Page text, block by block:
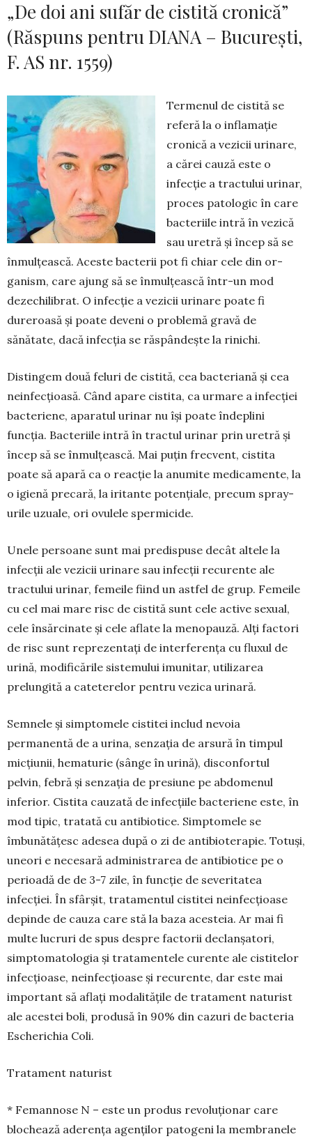
„De doi ani sufăr de cistită cronică”
(Răspuns pentru DIANA – București,
F. AS nr. 1559)
Termenul de cistită se
referă la o inflamație
cronică a vezicii urinare,
a cărei cauză este o
infec­ție a tractului urinar,
proces patologic în care
bacteriile intră în vezică
sau uretră și încep să se
înmulțească. Aceste bacterii pot fi chiar cele din or­
ganism, care ajung să se înmul­țească într-un mod
dezechilibrat. O infecție a vezicii urinare poate fi
dureroasă și poate deveni o pro­blemă gravă de
sănătate, dacă infecția se răspândește la rinichi.
Distingem două feluri de cistită, cea bacteriană și cea
neinfecțioasă. Când apare cistita, ca urmare a infecției
bacteriene, aparatul urinar nu își poate îndeplini
funcția. Bacteriile intră în tractul urinar prin ure­tră și
încep să se înmulțească. Mai puțin frecvent, cistita
poate să apară ca o reacție la anumite medicamente, la
o igienă preca­ră, la iritante potențiale, precum spray-
urile uzuale, ori ovulele spermicide.
Unele persoane sunt mai pre­dispuse decât altele la
infecții ale vezicii urinare sau infecții recu­rente ale
tractului urinar, femeile fiind un astfel de grup. Femeile
cu cel mai mare risc de cistită sunt cele active sexual,
cele în­săr­­cinate și cele aflate la meno­pau­ză. Alți factori
de risc sunt repre­zentați de interferența cu fluxul de
urină, modi­ficările sistemului imunitar, uti­li­zarea
prelungită a cateterelor pentru vezica urinară.
Semnele și simptomele cistitei includ nevoia
permanentă de a urina, senzația de arsură în timpul
micțiunii, hematurie (sânge în urină), disconfortul
pelvin, febră și senzația de presiune pe abdomenul
inferior. Cistita cauzată de infecțiile bacteriene este, în
mod tipic, tratată cu antibiotice. Simptomele se
îmbunătățesc adesea după o zi de antibioterapie. To­tuși,
uneori e necesară administrarea de antibio­tice pe o
perioadă de de 3-7 zile, în funcție de seve­ritatea
infecției. În sfârșit, tratamentul cistitei nein­fecțioase
depinde de cauza care stă la baza acesteia. Ar mai fi
multe lucruri de spus despre factorii declanșatori,
simptomatologia și tratamen­tele cu­ren­te ale cistitelor
infecțioase, neinfecțioase și recu­rente, dar este mai
important să aflați moda­litățile de tratament naturist
ale acestei boli, pro­dusă în 90% din cazuri de bacteria
Escherichia Coli.
Tratament naturist
* Femannose N – este un produs revoluționar care
blochează aderența agenților patogeni la membranele